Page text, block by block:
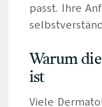
passt. Ihre
Warum
ist
Viele